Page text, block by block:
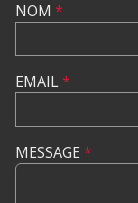
NOM *
EMAIL*
MESSAGE *